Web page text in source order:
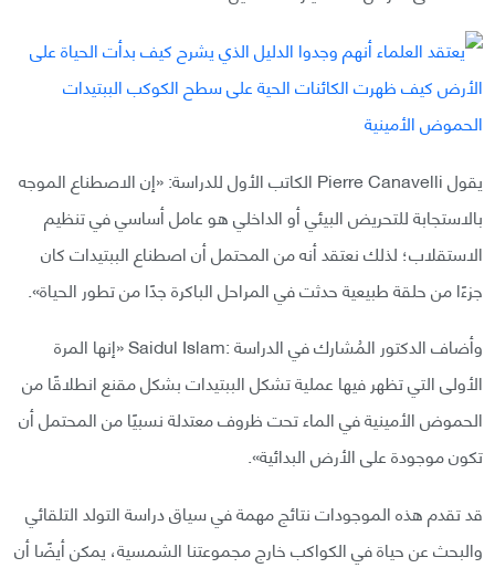
يقول Pierre Canavelli الكاتب الأول للدراسة: «إن الاصطناع الموجه
بالاستجابة للتحريض البيئي أو الداخلي هو عامل أساسي في تنظيم
الاستقلاب؛ لذلك نعتقد أنه من المحتمل أن اصطناع الببتيدات كان
جزءًا من حلقة طبيعية حدثت في المراحل الباكرة جدًا من تطور الحياة».
وأضاف الدكتور المُشارك في الدراسة :Saidul Islam «إنها المرة
الأولى التي تظهر فيها عملية تشكل الببتيدات بشكل مقنع انطلاقًا من
الحموض الأمينية في الماء تحت ظروف معتدلة نسبيًا من المحتمل أن
تكون موجودة على الأرض البدائية».
قد تقدم هذه الموجودات نتائج مهمة في سياق دراسة التولد التلقائي
والبحث عن حياة في الكواكب خارج مجموعتنا الشمسية، يمكن أيضًا أن